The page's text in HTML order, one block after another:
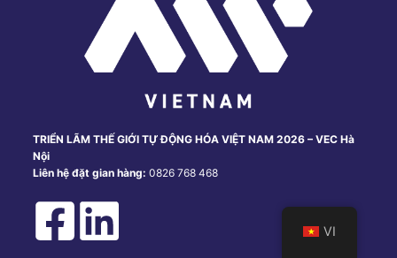
TRIỂN LÃM THẾ GIỚI TỰ ĐỘNG HÓA VIỆT NAM 2026 – VEC Hà
Nội
Liên hệ đặt gian hàng: 0826 768 468
VI